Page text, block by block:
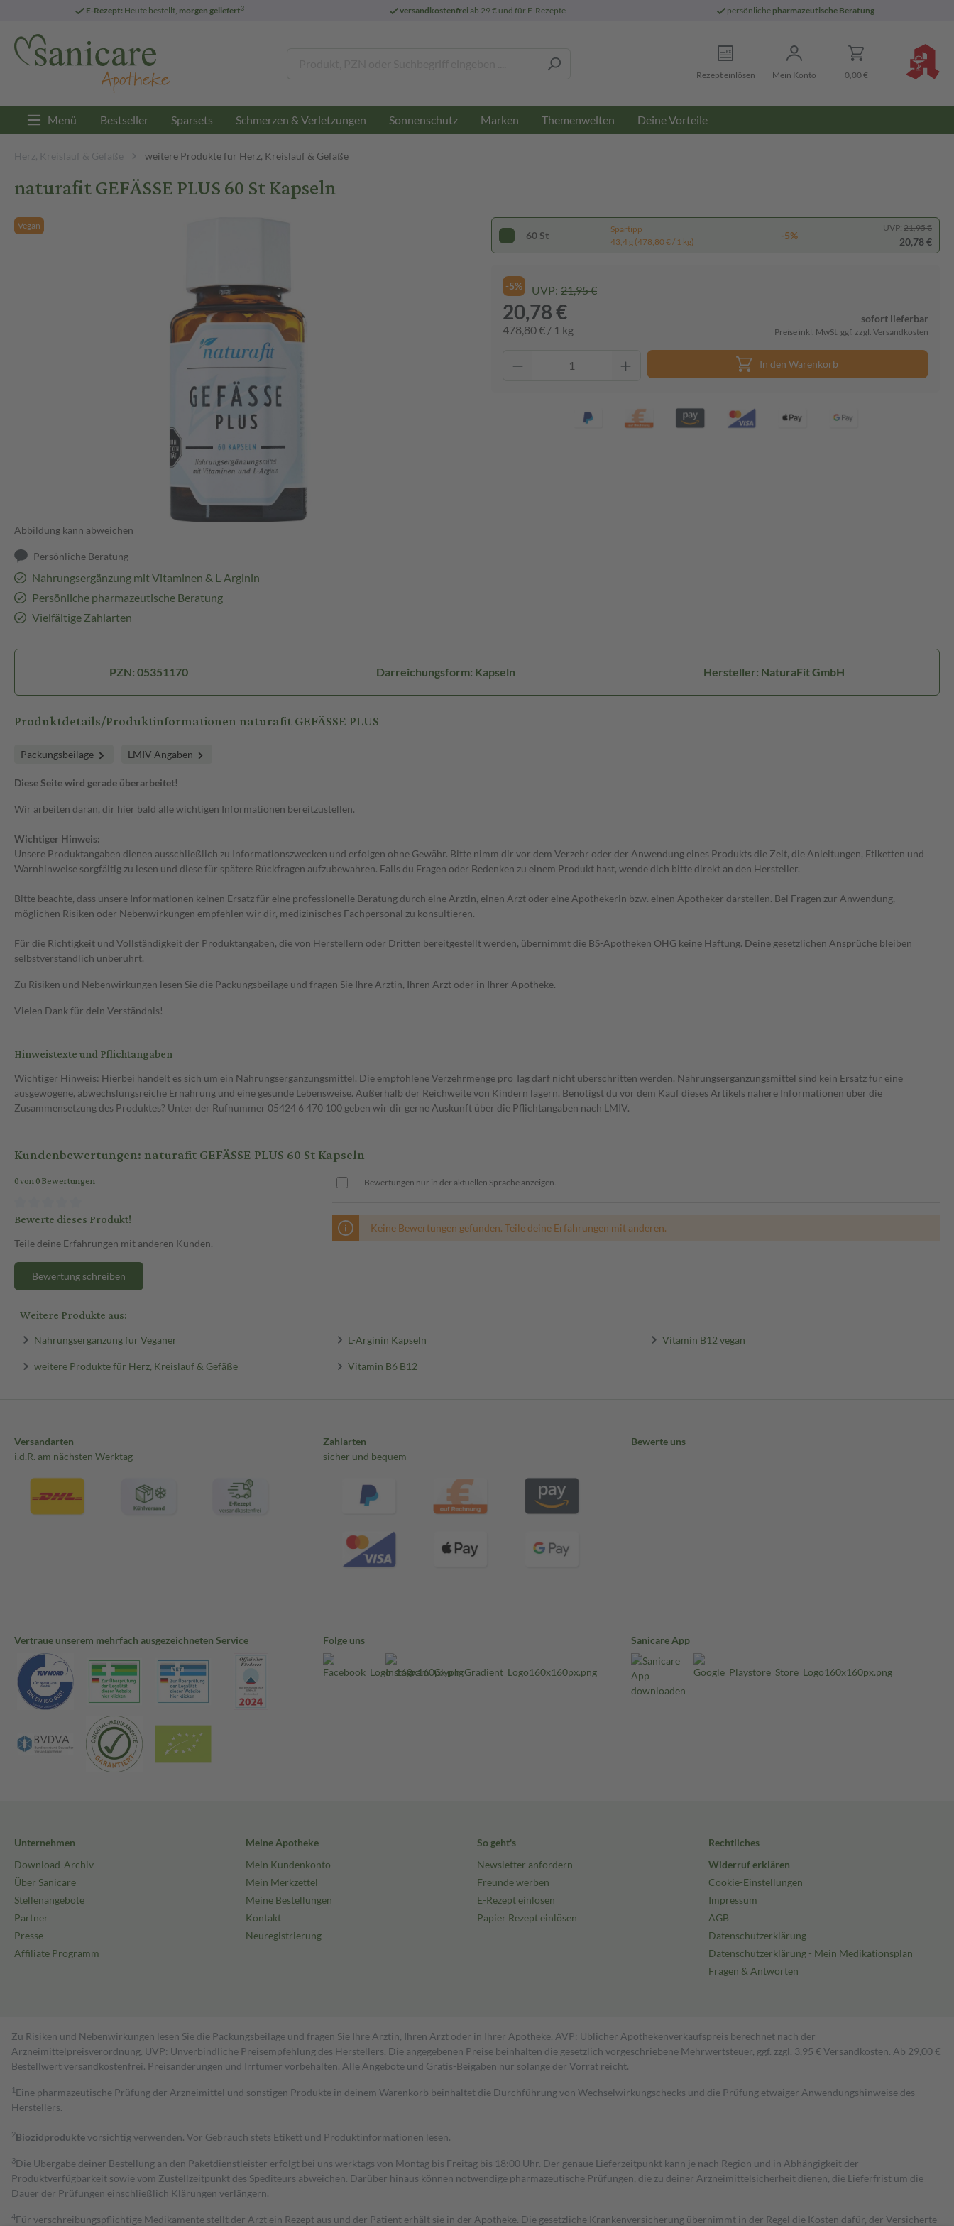
E-Rezept: Heute bestellt, morgen geliefert3 versandkostenfreiab 29 € und für E-Rezepte persönliche pharmazeutische Beratung
Rezept einlösen Mein Konto 0,00 €
Menü Bestseller Sparsets Schmerzen & Verletzungen Sonnenschutz Marken Themenwelten Deine Vorteile
Herz, Kreislauf & Gefäße weitere Produkte für Herz, Kreislauf & Gefäße
naturafit GEFÄSSE PLUS 60 St Kapseln
Vegan
Abbildung kann abweichen
Persönliche Beratung
Nahrungsergänzung mit Vitaminen & L-Arginin
Persönliche pharmazeutische Beratung
Vielfältige Zahlarten
60 St
Spartipp
43,4 g (478,80 € / 1 kg)
-5%
UVP: 21,95 €
20,78 €
-5% UVP: 21,95 €
20,78 €
478,80 € / 1 kg
sofort lieferbar
Preise inkl. MwSt. ggf. zzgl. Versandkosten
In den Warenkorb
PZN: 05351170 Darreichungsform: Kapseln Hersteller: NaturaFit GmbH
Produktdetails/Produktinformationen naturafit GEFÄSSE PLUS
Packungsbeilage LMIV Angaben
Diese Seite wird gerade überarbeitet!
Wir arbeiten daran, dir hier bald alle wichtigen Informationen bereitzustellen.
Wichtiger Hinweis:
Unsere Produktangaben dienen ausschließlich zu Informationszwecken und erfolgen ohne Gewähr. Bitte nimm dir vor dem Verzehr oder der Anwendung eines Produkts die Zeit, die Anleitungen, Etiketten und
Warnhinweise sorgfältig zu lesen und diese für spätere Rückfragen aufzubewahren. Falls du Fragen oder Bedenken zu einem Produkt hast, wende dich bitte direkt an den Hersteller.
Bitte beachte, dass unsere Informationen keinen Ersatz für eine professionelle Beratung durch eine Ärztin, einen Arzt oder eine Apothekerin bzw. einen Apotheker darstellen. Bei Fragen zur Anwendung,
möglichen Risiken oder Nebenwirkungen empfehlen wir dir, medizinisches Fachpersonal zu konsultieren.
Für die Richtigkeit und Vollständigkeit der Produktangaben, die von Herstellern oder Dritten bereitgestellt werden, übernimmt die BS-Apotheken OHG keine Haftung. Deine gesetzlichen Ansprüche bleiben
selbstverständlich unberührt.
Zu Risiken und Nebenwirkungen lesen Sie die Packungsbeilage und fragen Sie Ihre Ärztin, Ihren Arzt oder in Ihrer Apotheke.
Vielen Dank für dein Verständnis!
Hinweistexte und Pflichtangaben
Wichtiger Hinweis: Hierbei handelt es sich um ein Nahrungsergänzungsmittel. Die empfohlene Verzehrmenge pro Tag darf nicht überschritten werden. Nahrungsergänzungsmittel sind kein Ersatz für eine
ausgewogene, abwechslungsreiche Ernährung und eine gesunde Lebensweise. Außerhalb der Reichweite von Kindern lagern. Benötigst du vor dem Kauf dieses Artikels nähere Informationen über die
Zusammensetzung des Produktes? Unter der Rufnummer 05424 6 470 100 geben wir dir gerne Auskunft über die Pflichtangaben nach LMIV.
Kundenbewertungen: naturafit GEFÄSSE PLUS 60 St Kapseln
0 von 0 Bewertungen
Bewerte dieses Produkt!
Teile deine Erfahrungen mit anderen Kunden.
Bewertung schreiben
Bewertungen nur in der aktuellen Sprache anzeigen.
Keine Bewertungen gefunden. Teile deine Erfahrungen mit anderen.
Weitere Produkte aus:
Nahrungsergänzung für Veganer L-Arginin Kapseln Vitamin B12 vegan
weitere Produkte für Herz, Kreislauf & Gefäße Vitamin B6 B12
Versandarten
i.d.R. am nächsten Werktag
Zahlarten
sicher und bequem
Bewerte uns
Vertraue unserem mehrfach ausgezeichneten Service Folge uns Sanicare App
Unternehmen
Download-Archiv
Über Sanicare
Stellenangebote
Partner
Presse
Affiliate Programm
Meine Apotheke
Mein Kundenkonto
Mein Merkzettel
Meine Bestellungen
Kontakt
Neuregistrierung
So geht's
Newsletter anfordern
Freunde werben
E-Rezept einlösen
Papier Rezept einlösen
Rechtliches
Widerruf erklären
Cookie-Einstellungen
Impressum
AGB
Datenschutzerklärung
Datenschutzerklärung - Mein Medikationsplan
Fragen & Antworten
Zu Risiken und Nebenwirkungen lesen Sie die Packungsbeilage und fragen Sie Ihre Ärztin, Ihren Arzt oder in Ihrer Apotheke. AVP: Üblicher Apothekenverkaufspreis berechnet nach der
Arzneimittelpreisverordnung. UVP: Unverbindliche Preisempfehlung des Herstellers. Die angegebenen Preise beinhalten die gesetzlich vorgeschriebene Mehrwertsteuer, ggf. zzgl. 3,95 € Versandkosten. Ab 29,00 €
Bestell­wert versand­kosten­frei. Preisänderungen und Irrtümer vorbehalten. Alle Angebote und Gratis-Beigaben nur solange der Vorrat reicht.
1 Eine pharmazeutische Prüfung der Arzneimittel und sonstigen Produkte in deinem Warenkorb beinhaltet die Durchführung von Wechselwirkungschecks und die Prüfung etwaiger Anwendungshinweise des
Herstellers.
2Biozidproduktevorsichtig verwenden. Vor Gebrauch stets Etikett und Produktinformationen lesen.
3Die Übergabe deiner Bestellung an den Paketdienstleister erfolgt bei uns werktags von Montag bis Freitag bis 18:00 Uhr. Der genaue Lieferzeitpunkt kann je nach Region und in Abhängigkeit der
Produktverfügbarkeit sowie vom Zustellzeitpunkt des Spediteurs abweichen. Darüber hinaus können notwendige pharmazeutische Prüfungen, die zu deiner Arzneimittelsicherheit dienen, die Lieferfrist um die
Dauer der Prüfungen einschließlich Klärungen verlängern.
4Für verschreibungspflichtige Medikamente stellt der Arzt ein Rezept aus und der Patient erhält sie in der Apotheke. Die gesetzliche Krankenversicherung übernimmt in der Regel die Kosten dafür, der Versicherte